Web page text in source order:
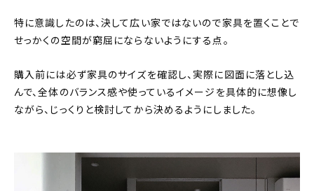
特に意識したのは、決して広い家ではないので家具を置くことで
せっかくの空間が窮屈にならないようにする点。
購入前には必ず家具のサイズを確認し、実際に図面に落とし込
んで、全体のバランス感や使っているイメージを具体的に想像し
ながら、じっくりと検討してから決めるようにしました。